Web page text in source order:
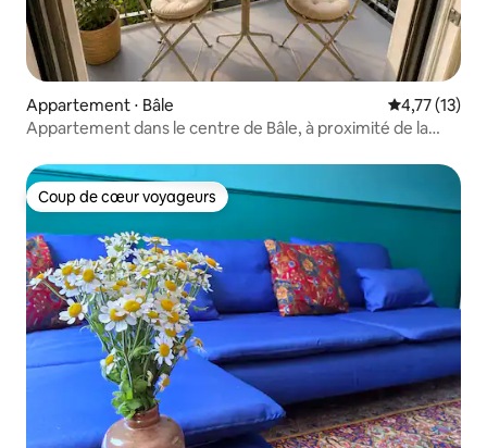
Appartement ⋅ Bâle Évaluation
4,77 (13)
Appartement dans le centre de Bâle, à proximité de la
Coup de cœur voyageurs
Coup de cœur voyageurs